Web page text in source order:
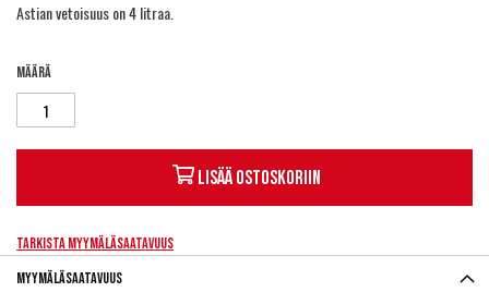
Astian vetoisuus on 4 litraa.
Määrä
Lisää ostoskoriin
Tarkista myymäläsaatavuus
Myymäläsaatavuus